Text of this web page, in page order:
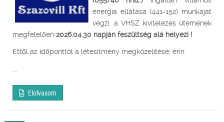
energia ellátása (441-152) munkáját
végzi. a VHSZ kivitelezés ütemének
megfelelően 2026.04.30 napján feszültség alá helyezi !
Ettől az időponttól a létesítmény megközelítése, érin
Elolvasom